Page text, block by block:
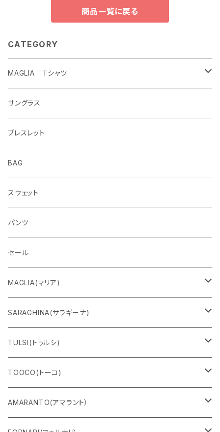
商品一覧に戻る
CATEGORY
MAGLIA Ｔシャツ
ETERNAL
サングラス
ブレスレット
BAG
スウェット
パンツ
セール
MAGLIA(マリア)
Ｔシャツ
スウェット
ロングＴシャツ
パンツ
SARAGHINA(サラギーナ)
サングラス
メガネフレーム
マスク
TULSI(トゥルシ)
ブレスレット
リング
TOOCO(トーコ)
シャルパベスト
AMARANTO(アマラント）